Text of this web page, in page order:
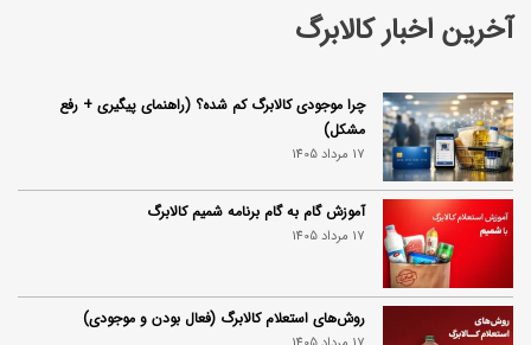
آخرین اخبار کالابرگ
چرا موجودی کالابرگ کم شده؟ (راهنمای پیگیری + رفع
مشکل)
17 مرداد 1405
آموزش گام به گام برنامه شمیم کالابرگ
17 مرداد 1405
روش‌های استعلام کالابرگ (فعال بودن و موجودی)